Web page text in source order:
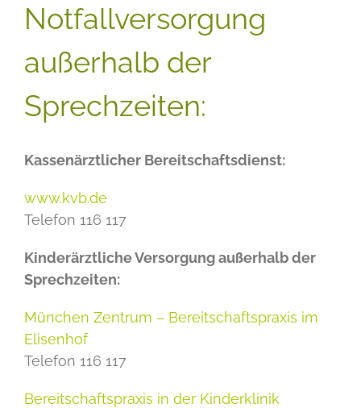
Notfallversorgung
außerhalb der
Sprechzeiten:
Kassenärztlicher Bereitschaftsdienst:
www.kvb.de
Telefon 116 117
Kinderärztliche Versorgung außerhalb der
Sprechzeiten:
München Zentrum – Bereitschaftspraxis im
Elisenhof
Telefon 116 117
Bereitschaftspraxis in der Kinderklinik